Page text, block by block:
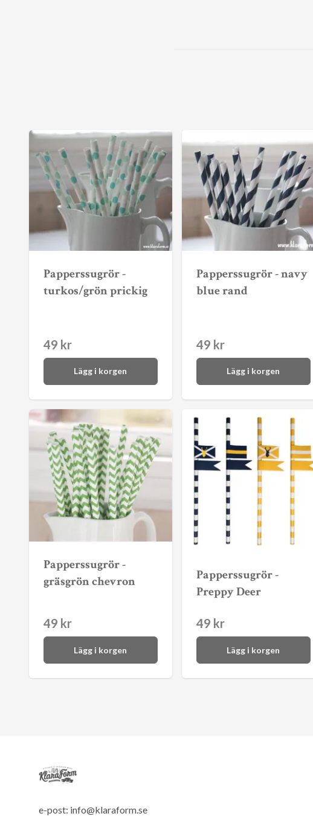
Papperssugrör -
turkos/grön prickig
49 kr
Lägg i korgen
Papperssugrör - navy
blue rand
49 kr
Lägg i korgen
Papperssugrör -
gräsgrön chevron
49 kr
Lägg i korgen
Papperssugrör -
Preppy Deer
49 kr
Lägg i korgen
e-post: info@klaraform.se